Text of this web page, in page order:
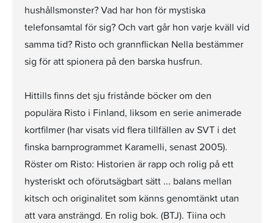
hushållsmonster? Vad har hon för mystiska
telefonsamtal för sig? Och vart går hon varje kväll vid
samma tid? Risto och grannflickan Nella bestämmer
sig för att spionera på den barska husfrun.
Hittills finns det sju fristånde böcker om den
populära Risto i Finland, liksom en serie animerade
kortfilmer (har visats vid flera tillfällen av SVT i det
finska barnprogrammet Karamelli, senast 2005).
Röster om Risto: Historien är rapp och rolig på ett
hysteriskt och oförutsägbart sätt ... balans mellan
kitsch och originalitet som känns genomtänkt utan
att vara ansträngd. En rolig bok. (BTJ). Tiina och